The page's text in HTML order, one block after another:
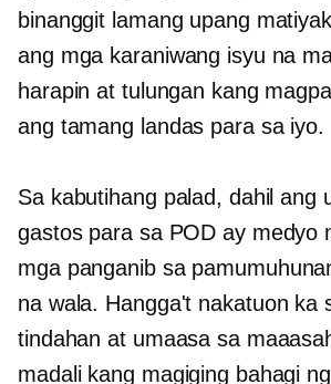
binanggit lamang upang
ang mga karaniwang isyu na
harapin at tulungan kang
ang tamang landas para sa iyo.
Sa kabutihang palad, dahil ang
gastos para sa POD ay medyo
mga panganib sa
na wala. Hangga't nakatuon ka
tindahan at umaasa sa
madali kang magiging bahagi